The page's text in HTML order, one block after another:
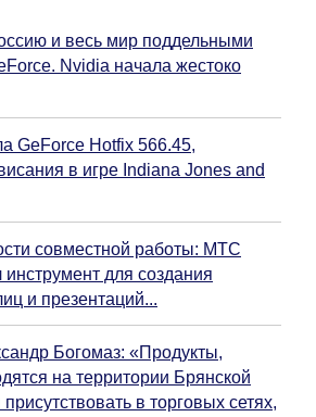
и весь мир поддельными
Nvidia начала жестоко
GeForce Hotfix 566.45,
в игре Indiana Jones and
совместной работы: МТС
для создания
и презентаций...
Богомаз: «Продукты,
на территории Брянской
в торговых сетях,